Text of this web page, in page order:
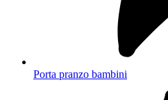
Porta pranzo bambini